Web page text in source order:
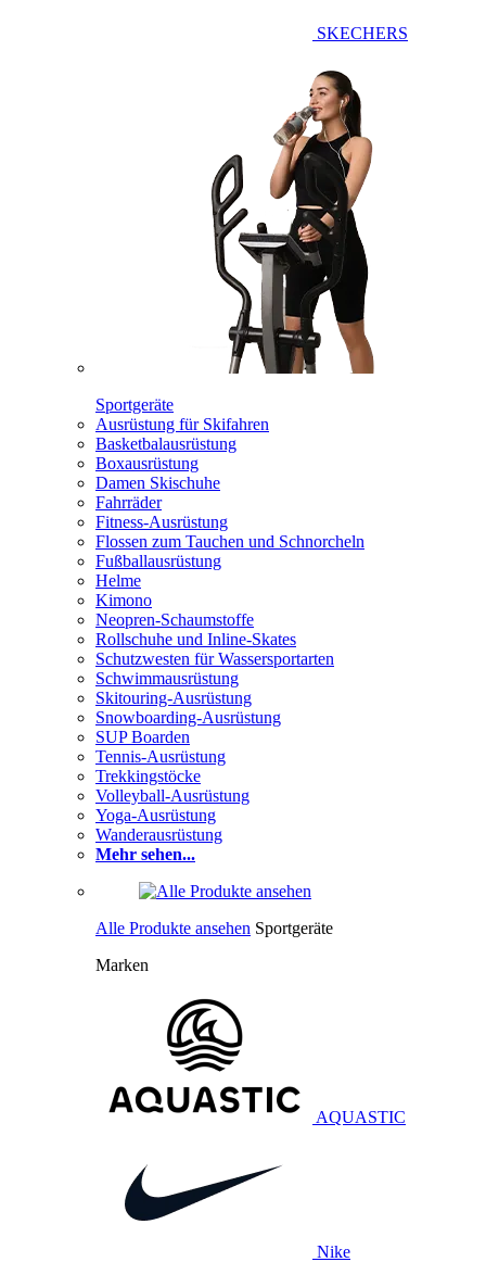
SKECHERS
Sportgeräte
Ausrüstung für Skifahren
Basketbalausrüstung
Boxausrüstung
Damen Skischuhe
Fahrräder
Fitness-Ausrüstung
Flossen zum Tauchen und Schnorcheln
Fußballausrüstung
Helme
Kimono
Neopren-Schaumstoffe
Rollschuhe und Inline-Skates
Schutzwesten für Wassersportarten
Schwimmausrüstung
Skitouring-Ausrüstung
Snowboarding-Ausrüstung
SUP Boarden
Tennis-Ausrüstung
Trekkingstöcke
Volleyball-Ausrüstung
Yoga-Ausrüstung
Wanderausrüstung
Mehr sehen...
Alle Produkte ansehen Sportgeräte
Marken
AQUASTIC
Nike